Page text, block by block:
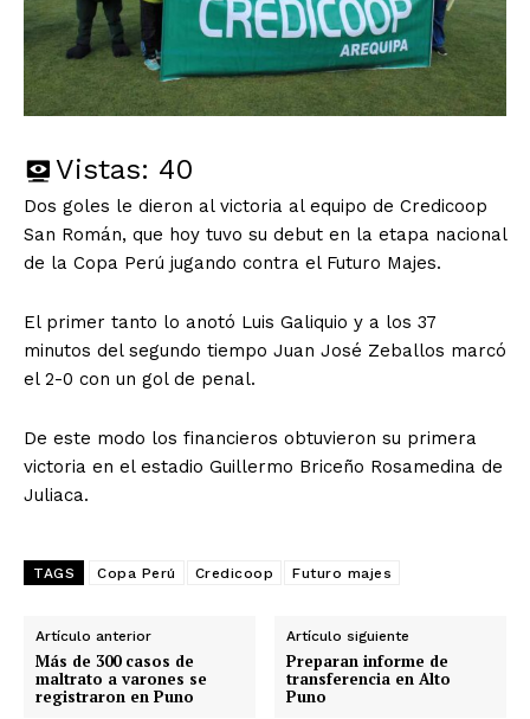
Vistas: 40
Dos goles le dieron al victoria al equipo de Credicoop
San Román, que hoy tuvo su debut en la etapa nacional
de la Copa Perú jugando contra el Futuro Majes.
El primer tanto lo anotó Luis Galiquio y a los 37
minutos del segundo tiempo Juan José Zeballos marcó
el 2-0 con un gol de penal.
De este modo los financieros obtuvieron su primera
victoria en el estadio Guillermo Briceño Rosamedina de
Juliaca.
TAGS Copa Perú Credicoop Futuro majes
Artículo anterior
Más de 300 casos de
maltrato a varones se
registraron en Puno
Artículo siguiente
Preparan informe de
transferencia en Alto
Puno